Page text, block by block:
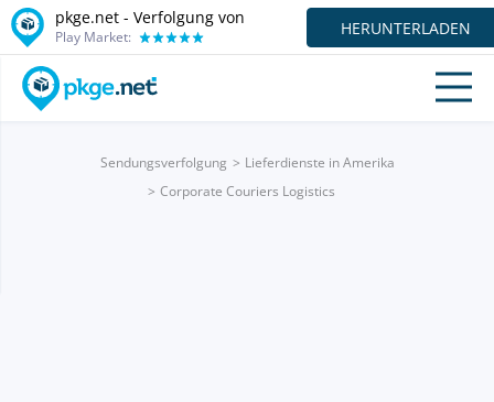
pkge.net - Verfolgung von
Play Market: HERUNTERLADEN
Sendungsverfolgung
Lieferdienste in Amerika
Corporate Couriers Logistics